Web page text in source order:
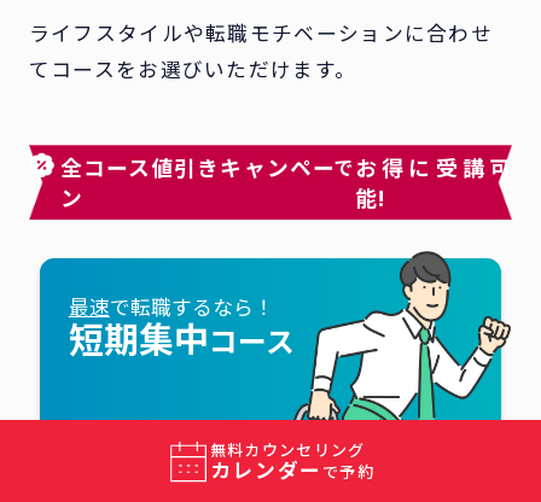
ライフスタイルや転職モチベーションに合わせ
てコースをお選びいただけます。
全コース値引きキャンペー
ン
でお得に受講可
能!
最速で転職するなら！
短期集中コース
値引きキャンペーン適用価格
無料カウンセリング
カレンダー で予約